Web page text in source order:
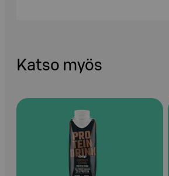
Katso myös